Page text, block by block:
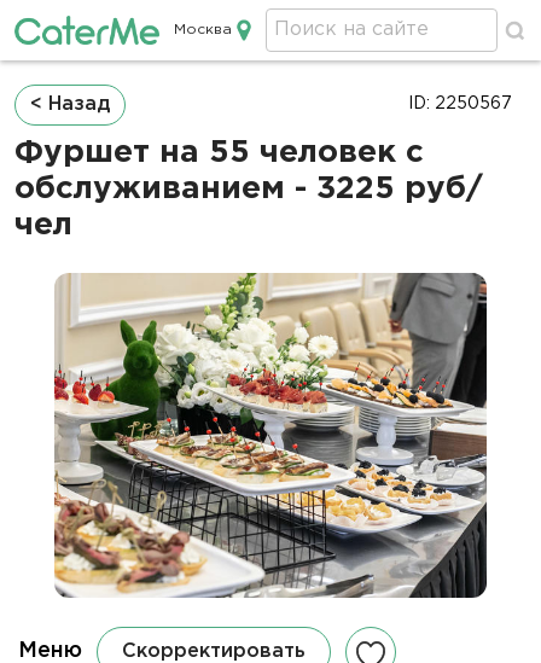
Кейтеринг в Москве
Москва
Строка
навигации
< Назад
Фуршет на 55 человек с
обслуживанием - 3225 руб/
чел
ID: 2250567
Меню Скорректировать